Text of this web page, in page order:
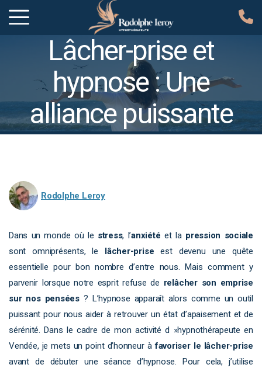
Lâcher-prise et
hypnose : Une
alliance puissante
pour mieux vivre
et hypnose : Une alliance puissante pour mieux vivre
Rodolphe Leroy
Dans un monde où le stress, l’anxiété et la pression sociale
sont omniprésents, le lâcher-prise est devenu une quête
essentielle pour bon nombre d’entre nous. Mais comment y
parvenir lorsque notre esprit refuse de relâcher son emprise
sur nos pensées ? L’hypnose apparaît alors comme un outil
puissant pour nous aider à retrouver un état d’apaisement et de
sérénité. Dans le cadre de mon activité d »hypnothérapeute en
Vendée, je mets un point d’honneur àfavoriser le lâcher-prise
avant de débuter une séance d’hypnose. Pour cela, j’utilise